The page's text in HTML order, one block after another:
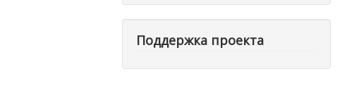
Поддержка проекта